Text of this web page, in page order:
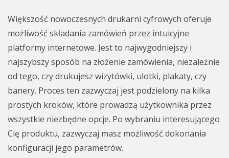
Większość nowoczesnych drukarni cyfrowych oferuje
możliwość składania zamówień przez intuicyjne
platformy internetowe. Jest to najwygodniejszy i
najszybszy sposób na złożenie zamówienia, niezależnie
od tego, czy drukujesz wizytówki, ulotki, plakaty, czy
banery. Proces ten zazwyczaj jest podzielony na kilka
prostych kroków, które prowadzą użytkownika przez
wszystkie niezbędne opcje. Po wybraniu interesującego
Cię produktu, zazwyczaj masz możliwość dokonania
konfiguracji jego parametrów.